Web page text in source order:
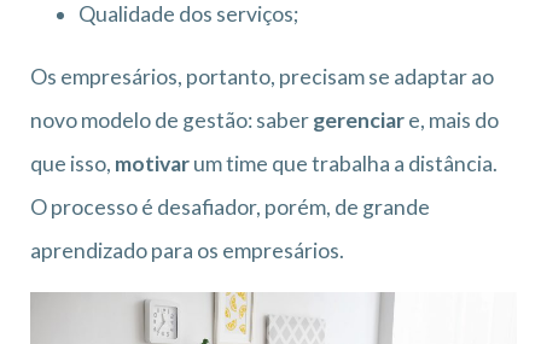
Qualidade dos serviços;
Os empresários, portanto, precisam se adaptar ao
novo modelo de gestão: sabergerenciare, mais do
que isso, motivarum time que trabalha a distância.
O processo é desafiador, porém, de grande
aprendizado para os empresários.